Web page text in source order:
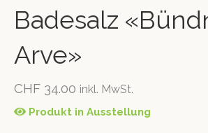
Badesalz
Arve»
CHF 34.00 inkl. MwSt.
Produkt in Ausstellung